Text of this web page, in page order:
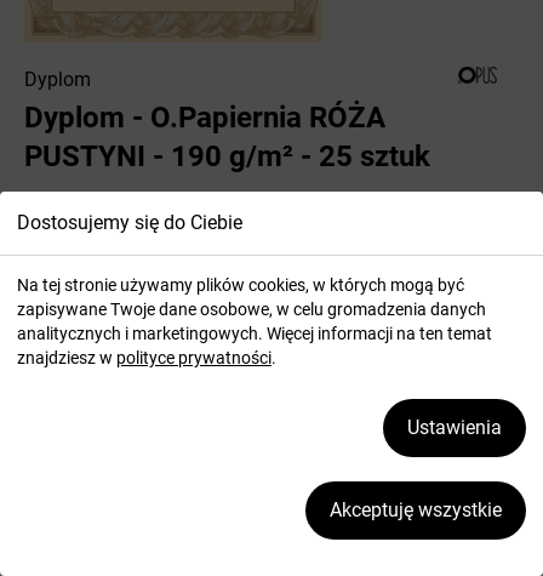
Dyplom
Dyplom - O.Papiernia RÓŻA
PUSTYNI - 190 g/m² - 25 sztuk
Nr katalogowy: 800803
Papier ozdobny na dyplomy typu classic.
dostępny wysyłka w ciągu 48 godzin.
Dostosujemy się do Ciebie
Na tej stronie używamy plików cookies, w których mogą być
zapisywane Twoje dane osobowe, w celu gromadzenia danych
analitycznych i marketingowych. Więcej informacji na ten temat
znajdziesz w polityce prywatności.
Ustawienia
Akceptuję wszystkie